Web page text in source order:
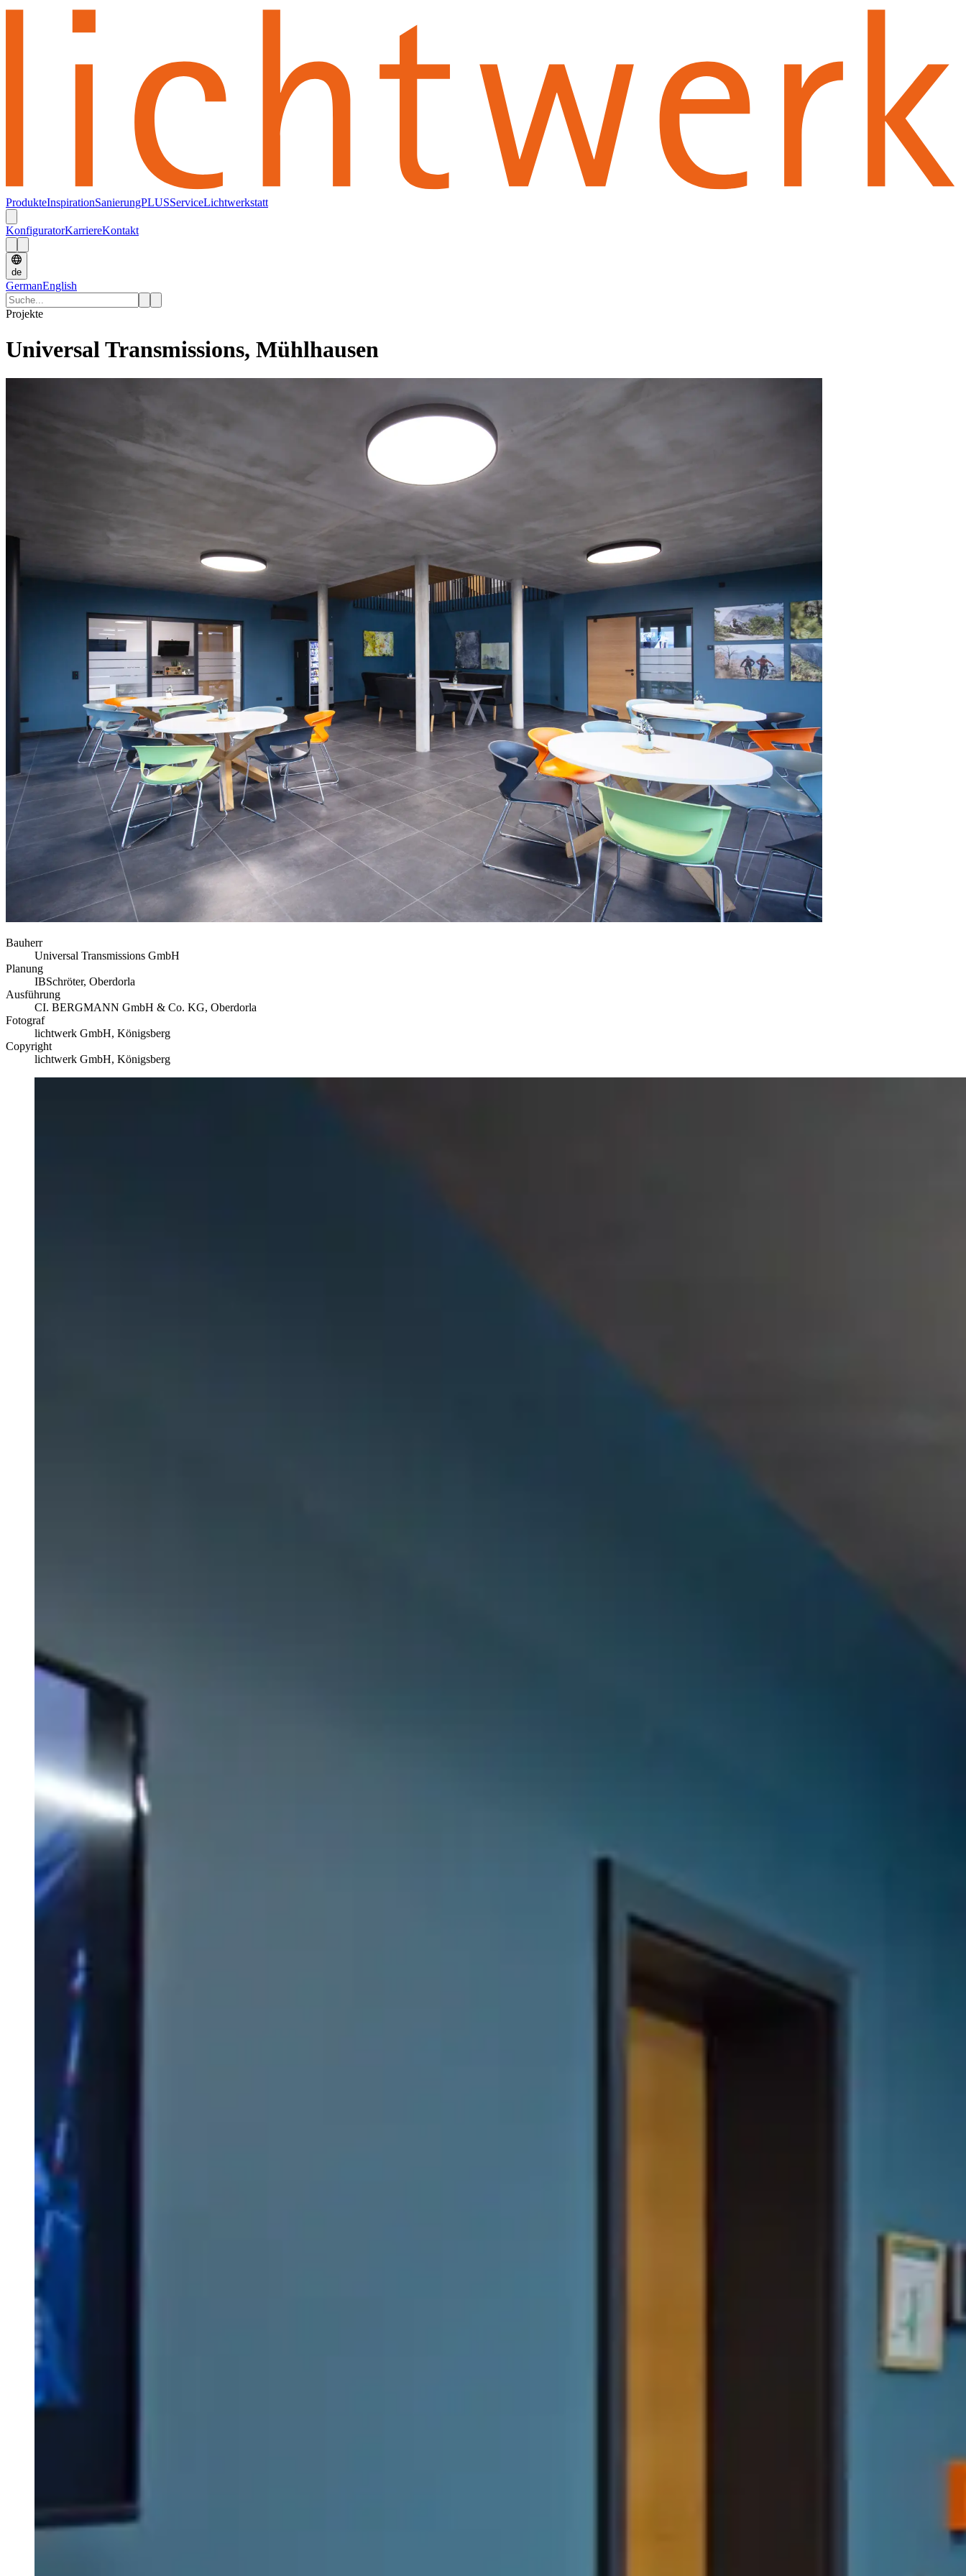
ProdukteInspirationSanierungPLUSServiceLichtwerkstatt
KonfiguratorKarriereKontakt
de
GermanEnglish
Projekte
Universal Transmissions, Mühlhausen
Bauherr
Universal Transmissions GmbH
Planung
IBSchröter, Oberdorla
Ausführung
CI. BERGMANN GmbH & Co. KG, Oberdorla
Fotograf
lichtwerk GmbH, Königsberg
Copyright
lichtwerk GmbH, Königsberg